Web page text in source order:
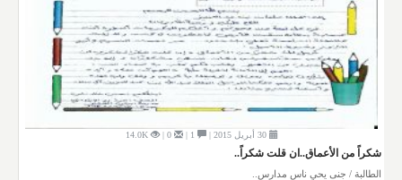
30 أبريل 2015 | 0 |
14.0K
شكراً من الأعماق..ان قلت شكراً..
الطالبة / جنى يحي ناس مدارس..